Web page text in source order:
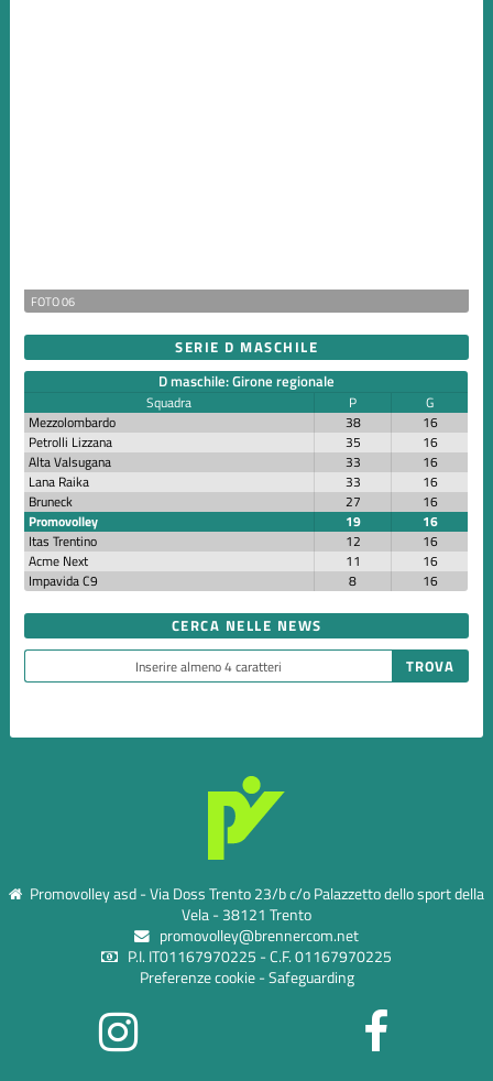
FOTO 06
SERIE D MASCHILE
D maschile: Girone regionale
Squadra P
G
Mezzolombardo
38
16
Petrolli Lizzana
35
16
Alta Valsugana
33
16
Lana Raika
33
16
Bruneck
27
16
Promovolley
19
16
Itas Trentino
12
16
Acme Next
11
16
Impavida C9
8 16
CERCA NELLE NEWS
Promovolley asd - Via Doss Trento 23/b c/o Palazzetto dello sport della
Vela - 38121 Trento
promovolley@brennercom.net
P.I. IT01167970225 - C.F. 01167970225
Preferenze cookie-Safeguarding